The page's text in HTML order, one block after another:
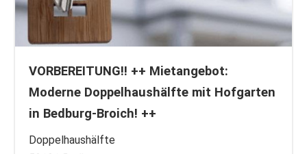
VORBEREITUNG!! ++ Mietangebot:
Moderne Doppelhaushälfte mit Hofgarten
in Bedburg-Broich! ++
Doppelhaushälfte